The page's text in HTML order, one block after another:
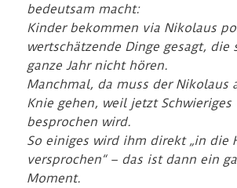
bedeutsam macht:
Kinder bekommen via Nikolaus
wertschätzende Dinge gesagt, die
ganze Jahr nicht hören.
Manchmal, da muss der Nikolaus
Knie gehen, weil jetzt
besprochen wird.
So einiges wird ihm direkt „in die
versprochen“ – das ist dann ein
Moment.